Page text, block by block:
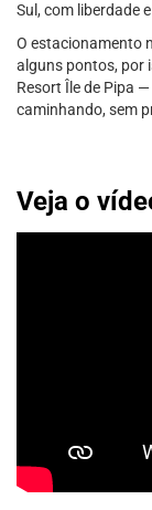
Sul, com liberdade
O estacionamento
alguns pontos, por
Resort Île de Pipa
caminhando, sem
Veja o